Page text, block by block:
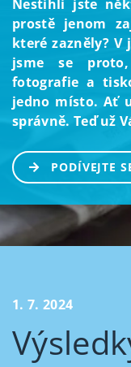
Nestihli jste
prostě jenom
které zazněly?
jsme se
fotografie a
jedno místo. Ať
správně. Teď už
PODÍVEJTE
1. 7. 2024